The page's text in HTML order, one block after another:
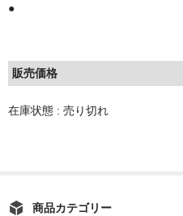
●
販売価格
在庫状態 : 売り切れ
商品カテゴリー